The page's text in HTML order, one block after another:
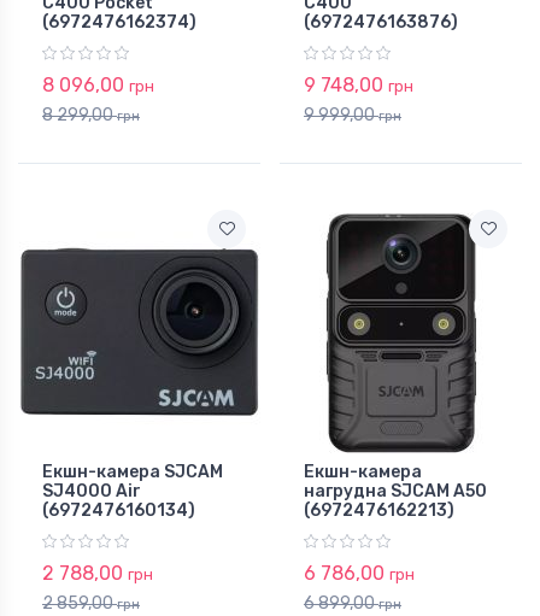
(6972476162374)
8 096,00 грн
8 299,00грн
(6972476163876)
9 748,00 грн
9 999,00грн
Екшн-камера SJCAM
SJ4000 Air
(6972476160134)
2 788,00 грн
2 859,00грн
Екшн-камера
нагрудна SJCAM A50
(6972476162213)
6 786,00 грн
6 899,00грн